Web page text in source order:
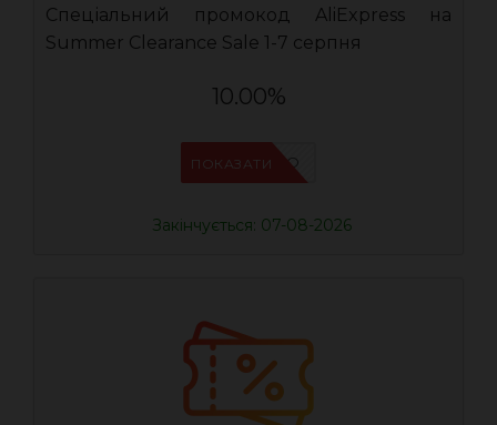
Спеціальний промокод AliExpress на
Summer Clearance Sale 1-7 серпня
10.00%
IFP6ES4O
ПОКАЗАТИ
Закінчується: 07-08-2026